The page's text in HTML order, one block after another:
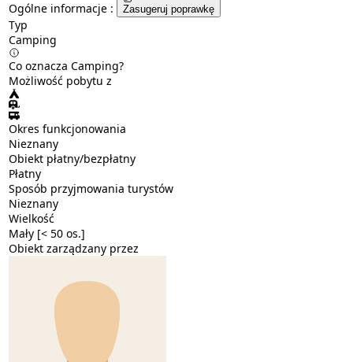
Ogólne informacje :
Zasugeruj poprawkę
Typ
Camping
Co oznacza Camping?
Możliwość pobytu z
Okres funkcjonowania
Nieznany
Obiekt płatny/bezpłatny
Płatny
Sposób przyjmowania turystów
Nieznany
Wielkość
Mały [< 50 os.]
Obiekt zarządzany przez